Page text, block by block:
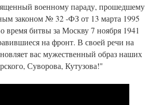
военному параду, прошедшему
законом № 32 -ФЗ от 13 марта 1995
битвы за Москву 7 ноября 1941
на фронт. В своей речи на
вас мужественный образ наших
Суворова, Кутузова!"